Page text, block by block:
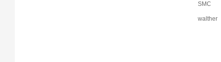
SMC
walther